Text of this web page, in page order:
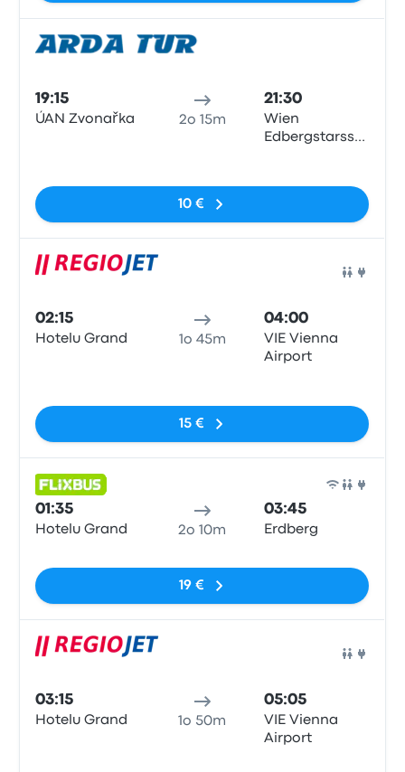
19:15
ÚAN Zvonařka 2o 15m
21:30
Wien
Edbergstarsse
10 €
02:15
Hotelu Grand 1o 45m
04:00
VIE Vienna
Airport
15 €
01:35
Hotelu Grand 2o 10m
03:45
Erdberg
19 €
03:15
Hotelu Grand 1o 50m
05:05
VIE Vienna
Airport